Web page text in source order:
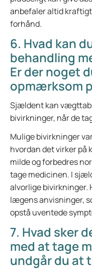
anbefaler altid
forhånd.
6. Hvad kan
behandling
Er der noget
opmærksom
Sjældent kan
bivirkninger, når de
Mulige bivirkninger
hvordan det virker på
milde og forbedres
tage medicinen. I
alvorlige bivirkninger.
lægens anvisninger,
opstå uventede
7. Hvad sker
med at tage
undgår du at